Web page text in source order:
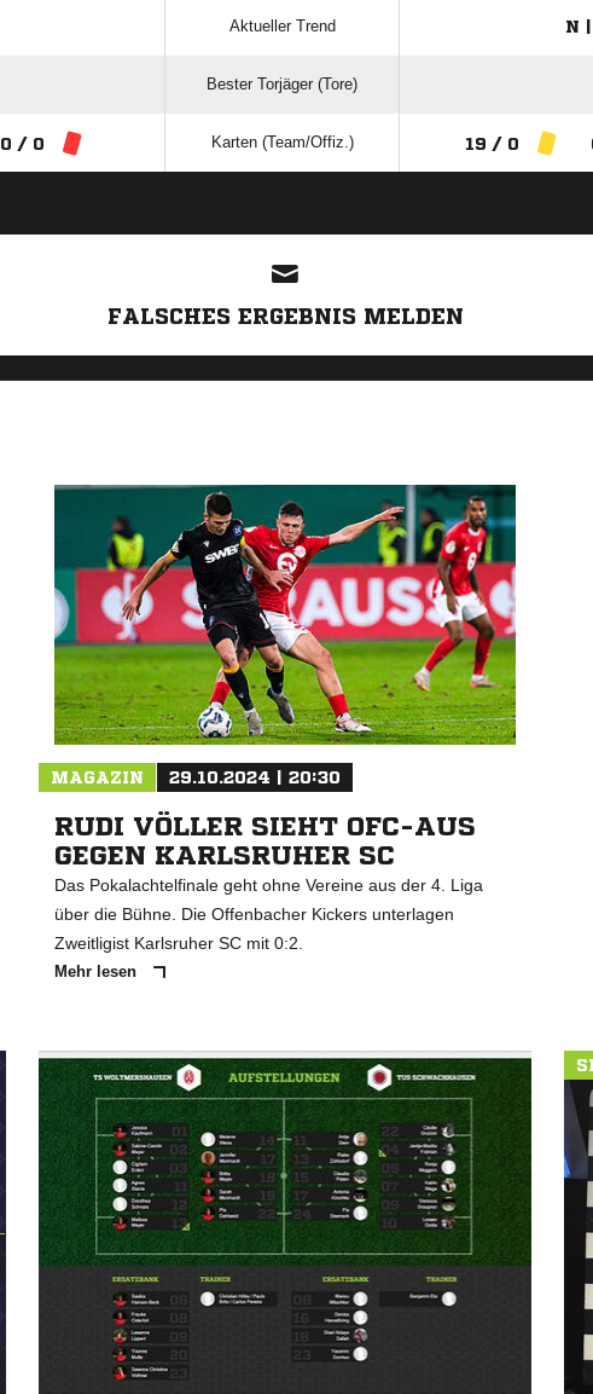
Aktueller Trend N
Bester Torjäger (Tore)
0 / 0 Karten (Team/Offiz.) 19 / 0
FALSCHES ERGEBNIS MELDEN
MAGAZIN 29.10.2024 | 20:30
RUDI VÖLLER SIEHT OFC-AUS
GEGEN KARLSRUHER SC
Das Pokalachtelfinale geht ohne Vereine aus der 4. Liga
über die Bühne. Die Offenbacher Kickers unterlagen
Zweitligist Karlsruher SC mit 0:2.
Mehr lesen